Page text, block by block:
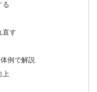
る
直す
例で解説
上